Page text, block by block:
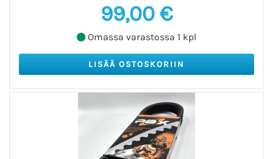
99,00 €
Omassa varastossa 1 kpl